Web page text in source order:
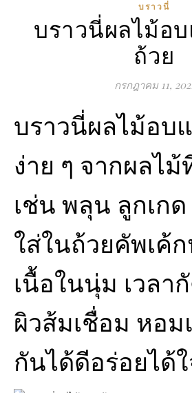
บราวนี่
บราวนี่ผลไม้อ
ถ้วย
กรกฎาคม 11,
บราวนี่ผลไม้อบ
ง่าย ๆ จากผลไม้
เช่น พลุน ลูกเก
ใส่ในถ้วยคัพเค้
เนื้อในนุ่ม เวลา
ผิวส้มเชื่อม หอม
กันได้ดีอร่อยได้ใ